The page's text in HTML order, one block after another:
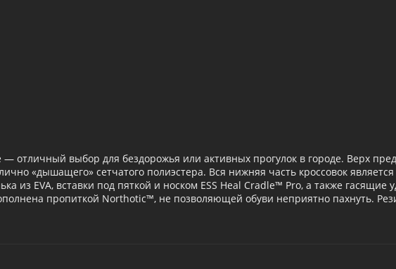
— отличный выбор для бездорожья или активных прогулок в городе. Верх
«дышащего» сетчатого полиэстера. Вся нижняя часть кроссовок
из EVA, вставки под пяткой и носком ESS Heal Cradle™ Pro, а также
пропиткой Northotic™, не позволяющей обуви неприятно пахнуть.